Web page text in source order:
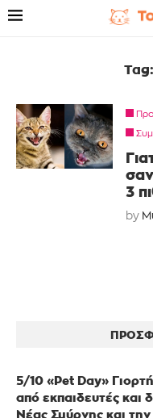
Tag:
σαν
3
by
5/10 «Pet Day»
από εκπαιδευτές και
Νέας Σμύρνης και